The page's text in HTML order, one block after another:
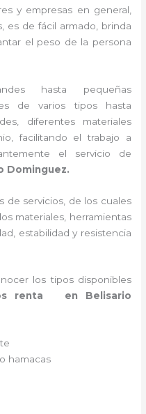
y empresas en general,
es de fácil armado, brinda
el peso de la persona
hasta pequeñas
de varios tipos hasta
diferentes materiales
facilitando el trabajo a
el servicio de
Dominguez.
de servicios, de los cuales
materiales, herramientas
estabilidad y resistencia
los tipos disponibles
renta en Belisario
hamacas